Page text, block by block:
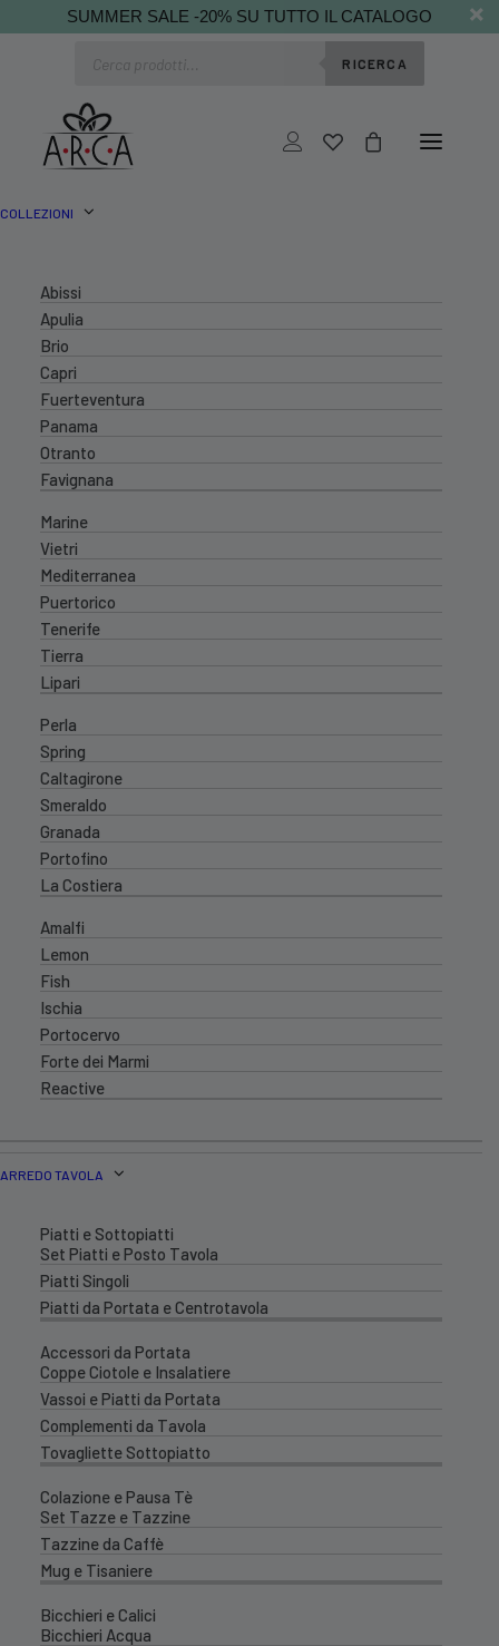
SUMMER SALE -20% SU TUTTO IL CATALOGO
RICERCA
COLLEZIONI
Abissi
Apulia
Brio
Capri
Fuerteventura
Panama
Otranto
Favignana
Marine
Vietri
Mediterranea
Puertorico
Tenerife
Tierra
Lipari
Perla
Spring
Caltagirone
Smeraldo
Granada
Portofino
La Costiera
Amalfi
Lemon
Fish
Ischia
Portocervo
Forte dei Marmi
Reactive
ARREDO TAVOLA
Piatti e Sottopiatti
Set Piatti e Posto Tavola
Piatti Singoli
Piatti da Portata e Centrotavola
Accessori da Portata
Coppe Ciotole e Insalatiere
Vassoi e Piatti da Portata
Complementi da Tavola
Tovagliette Sottopiatto
Colazione e Pausa Tè
Set Tazze e Tazzine
Tazzine da Caffè
Mug e Tisaniere
Bicchieri e Calici
Bicchieri Acqua